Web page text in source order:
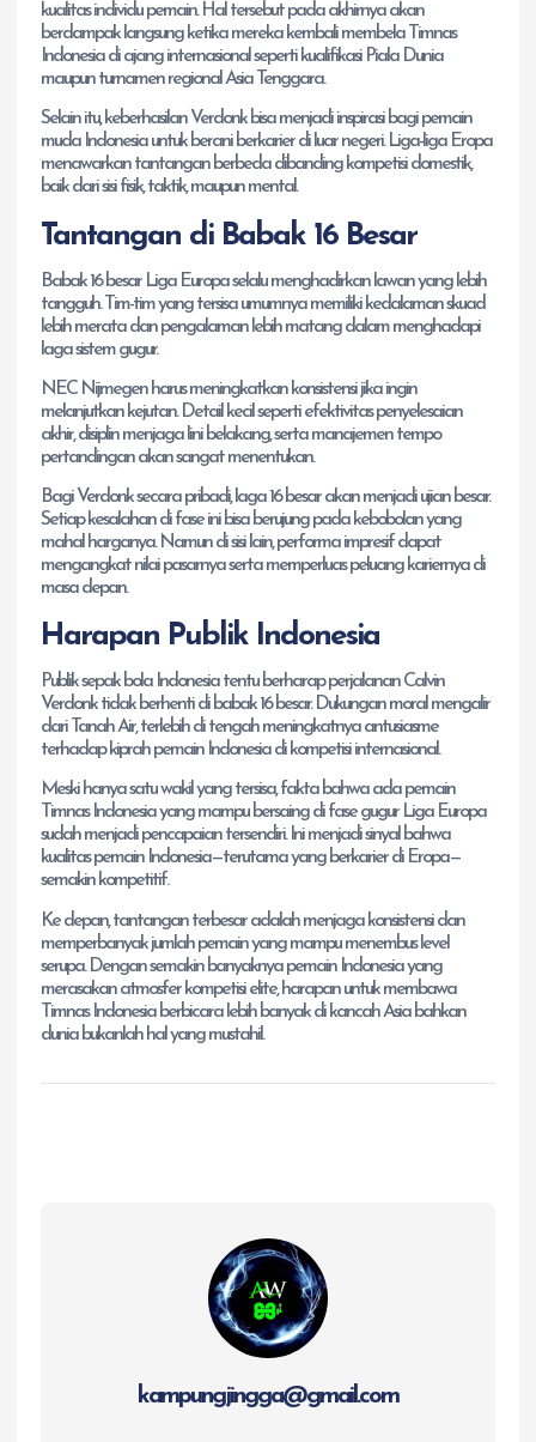
kualitas individu pemain. Hal tersebut pada akhirnya akan
berdampak langsung ketika mereka kembali membela Timnas
Indonesia di ajang internasional seperti kualifikasi Piala Dunia
maupun turnamen regional Asia Tenggara.
Selain itu, keberhasilan Verdonk bisa menjadi inspirasi bagi pemain
muda Indonesia untuk berani berkarier di luar negeri. Liga-liga Eropa
menawarkan tantangan berbeda dibanding kompetisi domestik,
baik dari sisi fisik, taktik, maupun mental.
Tantangan di Babak 16 Besar
Babak 16 besar Liga Europa selalu menghadirkan lawan yang lebih
tangguh. Tim-tim yang tersisa umumnya memiliki kedalaman skuad
lebih merata dan pengalaman lebih matang dalam menghadapi
laga sistem gugur.
NEC Nijmegen harus meningkatkan konsistensi jika ingin
melanjutkan kejutan. Detail kecil seperti efektivitas penyelesaian
akhir, disiplin menjaga lini belakang, serta manajemen tempo
pertandingan akan sangat menentukan.
Bagi Verdonk secara pribadi, laga 16 besar akan menjadi ujian besar.
Setiap kesalahan di fase ini bisa berujung pada kebobolan yang
mahal harganya. Namun di sisi lain, performa impresif dapat
mengangkat nilai pasarnya serta memperluas peluang kariernya di
masa depan.
Harapan Publik Indonesia
Publik sepak bola Indonesia tentu berharap perjalanan Calvin
Verdonk tidak berhenti di babak 16 besar. Dukungan moral mengalir
dari Tanah Air, terlebih di tengah meningkatnya antusiasme
terhadap kiprah pemain Indonesia di kompetisi internasional.
Meski hanya satu wakil yang tersisa, fakta bahwa ada pemain
Timnas Indonesia yang mampu bersaing di fase gugur Liga Europa
sudah menjadi pencapaian tersendiri. Ini menjadi sinyal bahwa
kualitas pemain Indonesia—terutama yang berkarier di Eropa—
semakin kompetitif.
Ke depan, tantangan terbesar adalah menjaga konsistensi dan
memperbanyak jumlah pemain yang mampu menembus level
serupa. Dengan semakin banyaknya pemain Indonesia yang
merasakan atmosfer kompetisi elite, harapan untuk membawa
Timnas Indonesia berbicara lebih banyak di kancah Asia bahkan
dunia bukanlah hal yang mustahil.
kampungjingga@gmail.com